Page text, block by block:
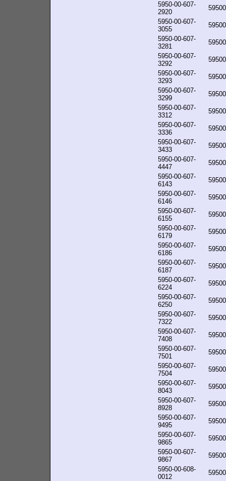
5950-00-607-
2920
5950-00-607-
3055
5950-00-607-
3281
5950-00-607-
3292
5950-00-607-
3293
5950-00-607-
3299
5950-00-607-
3312
5950-00-607-
3336
5950-00-607-
3433
5950-00-607-
4447
5950-00-607-
6143
5950-00-607-
6146
5950-00-607-
6155
5950-00-607-
6179
5950-00-607-
6186
5950-00-607-
6187
5950-00-607-
6224
5950-00-607-
6250
5950-00-607-
7322
5950-00-607-
7408
5950-00-607-
7501
5950-00-607-
7504
5950-00-607-
8043
5950-00-607-
8928
5950-00-607-
9495
5950-00-607-
9865
5950-00-607-
9867
5950-00-608-
0012